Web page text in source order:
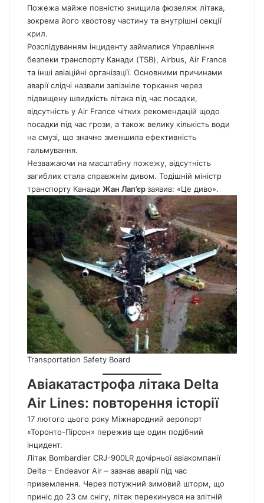
Пожежа майже повністю знищила фюзеляж літака,
зокрема його хвостову частину та внутрішні секції
крил.
Розслідуванням інциденту займалися Управління
безпеки транспорту Канади (TSB), Airbus, Air France
та інші авіаційні організації. Основними причинами
аварії слідчі назвали запізніле торкання через
підвищену швидкість літака під час посадки,
відсутність у Air France чітких рекомендацій щодо
посадки під час грози, а також велику кількість води
на смузі, що значно зменшила ефективність
гальмування.
Незважаючи на масштабну пожежу, відсутність
загиблих стала справжнім дивом. Тодішній міністр
транспорту Канади Жан Лап’єрзаявив: «Це диво».
Transportation Safety Board
Авіакатастрофа літака Delta
Air Lines: повторення історії
17 лютого цього року Міжнародний аеропорт
«Торонто-Пірсон» пережив ще один подібний
інцидент.
Літак Bombardier CRJ-900LR дочірньої авіакомпанії
Delta – Endeavor Air – зазнав аварії під час
приземлення. Через потужний зимовий шторм, що
приніс до 23 см снігу, літак перекинувся на злітній